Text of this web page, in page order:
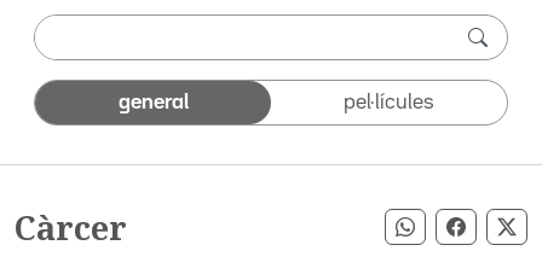
general pel·lícules
Càrcer Compartir